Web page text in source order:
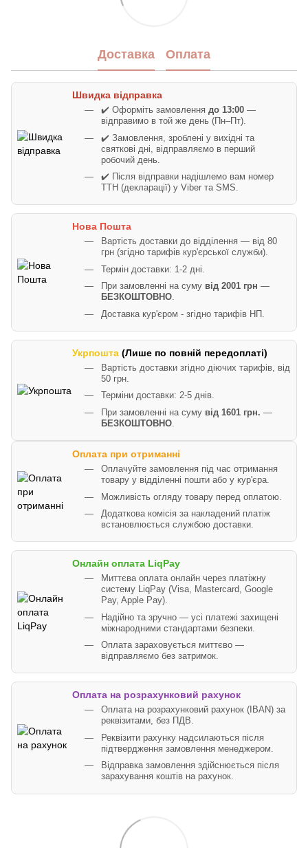
Доставка Оплата
Швидка відправка
✔️ Оформіть замовлення до 13:00 —
відправимо в той же день (Пн–Пт).
✔️ Замовлення, зроблені у вихідні та
святкові дні, відправляємо в перший
робочий день.
✔️ Після відправки надішлемо вам номер
ТТН (декларації) у Viber та SMS.
Нова Пошта
Вартість доставки до відділення — від 80
грн (згідно тарифів кур'єрської служби).
Термін доставки: 1-2 дні.
При замовленні на суму від 2001 грн —
БЕЗКОШТОВНО.
Доставка кур'єром - згідно тарифів НП.
Укрпошта (Лише по повній передоплаті)
Вартість доставки згідно діючих тарифів, від
50 грн.
Терміни доставки: 2-5 днів.
При замовленні на суму від 1601 грн. —
БЕЗКОШТОВНО
Оплата при отриманні
Оплачуйте замовлення під час отримання
товару у відділенні пошти або у кур'єра.
Можливість огляду товару перед оплатою.
Додаткова комісія за накладений платіж
встановлюється службою доставки.
Онлайн оплата LiqPay
Миттєва оплата онлайн через платіжну
систему LiqPay (Visa, Mastercard, Google
Pay, Apple Pay).
Надійно та зручно — усі платежі захищені
міжнародними стандартами безпеки.
Оплата зараховується миттєво —
відправляємо без затримок.
Оплата на розрахунковий рахунок
Оплата на розрахунковий рахунок (IBAN) за
реквізитами, без ПДВ.
Реквізити рахунку надсилаються після
підтвердження замовлення менеджером.
Відправка замовлення здійснюється після
зарахування коштів на рахунок.